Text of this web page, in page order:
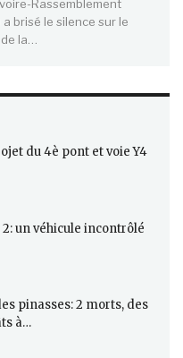
Rassemblement
brisé le silence sur le
la…
du 4è pont et voie Y4
un véhicule incontrôlé
pinasses: 2 morts, des
à…